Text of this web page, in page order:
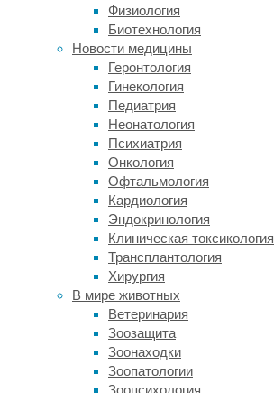
Физиология
Биотехнология
Новости медицины
Геронтология
Гинекология
Педиатрия
Неонатология
Психиатрия
Онкология
Офтальмология
Кардиология
Эндокринология
Клиническая токсикология
Трансплантология
Хирургия
В мире животных
Ветеринария
Зоозащита
Зоонаходки
Зоопатологии
Зоопсихология
фирм
заключается
в
аффинаже
—
процедуре
отделения
благородных
металлов
от
примесей
пластиковых
корпусов.
Золото,
платина,
палладий
тантал
использовались